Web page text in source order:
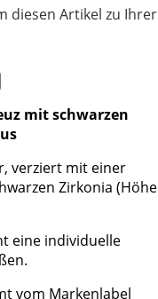
diesen Artikel zu Ihrer
mit schwarzen
verziert mit einer
Zirkonia (Höhe
eine individuelle
vom Markenlabel